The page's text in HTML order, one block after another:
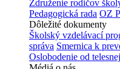
Združenie rodičov
Pedagogická rada OZ
Dôležité dokumenty
Školský vzdelávací
správa Smernica k
Oslobodenie od